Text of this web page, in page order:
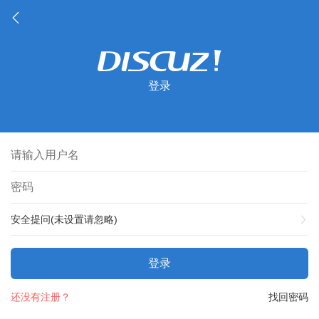
登录
安全提问(未设置请忽略)
登录
找回密码
还没有注册？